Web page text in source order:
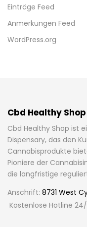
Einträge Feed
Anmerkungen Feed
WordPress.org
Cbd Healthy
Cbd Healthy Shop ist
Dispensary, das den
Cannabisprodukte
Pioniere der
die langfristige
Anschrift: 8731 West
Kostenlose Hotline